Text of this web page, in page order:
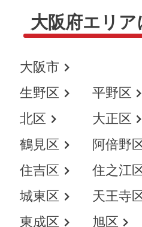
大阪府エリア
大阪市
生野区
平野区
北区
大正区
鶴見区
阿倍野
住吉区
住之江
城東区
天王寺
東成区
旭区